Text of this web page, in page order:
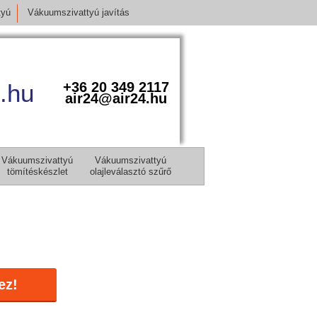
Vákuumszivattyú javítás
+36 20 349 2117
air24@air24.hu
Vákuumszivattyú
tömítéskészlet
Vákuumszivattyú
olajleválasztó szűrő